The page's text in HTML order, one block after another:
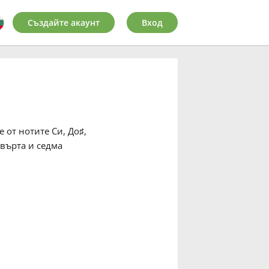
Създайте акаунт Вход
от нотите Си, До♯,
и седма